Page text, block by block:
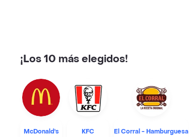
¡Los 10 más elegidos!
McDonald's KFC El Corral - Hamburguesa